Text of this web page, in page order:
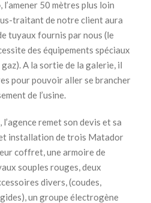
l’amener 50 mètres plus loin
traitant de notre client aura
tuyaux fournis par nous (le
des équipements spéciaux
A la sortie de la galerie, il
pour pouvoir aller se brancher
de l’usine.
, l’agence remet son devis et sa
installation de trois Matador
coffret, une armoire de
souples rouges, deux
divers, (coudes,
un groupe électrogène